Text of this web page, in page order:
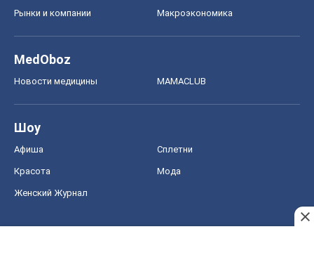
Рынки и компании Mакроэкономика
MedOboz
Новости медицины MAMACLUB
Шоу
Афиша Сплетни
Красота Мода
Женский Журнал